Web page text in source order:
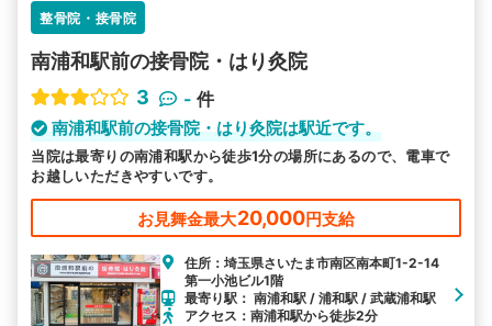
整骨院・接骨院
南浦和駅前の接骨院・はり灸院
3
- 件
南浦和駅前の接骨院・はり灸院は駅近です。
当院は最寄りの南浦和駅から徒歩1分の場所にあるので、電車で
お越しいただきやすいです。
お見舞金最大20,000円支給
住所：埼玉県さいたま市南区南本町1-2-14
第一小池ビル1階
最寄り駅： 南浦和駅 / 浦和駅 / 武蔵浦和駅
アクセス：南浦和駅から徒歩2分